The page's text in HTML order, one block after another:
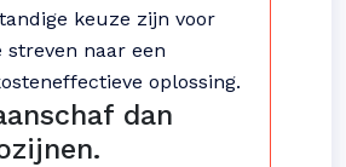
keuze zijn voor
streven naar een
oplossing.
dan